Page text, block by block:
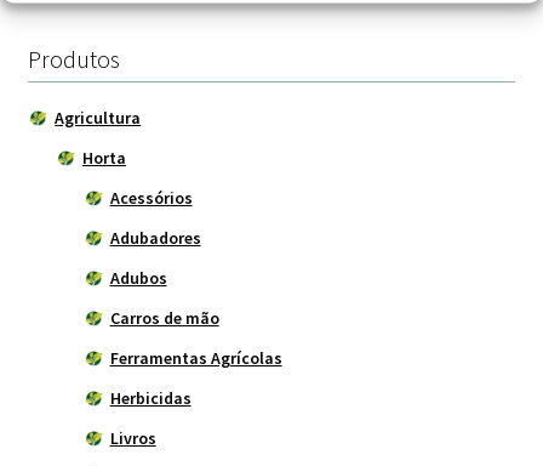
Produtos
Agricultura
Horta
Acessórios
Adubadores
Adubos
Carros de mão
Ferramentas Agrícolas
Herbicidas
Livros